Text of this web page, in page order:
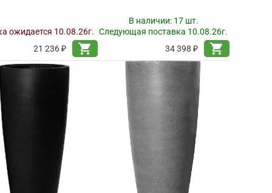
ожидается 10.08.26г.
21 236 ₽
shopping_cart
В наличии: 17 шт.
Следующая поставка 10.08.26г.
34 398 ₽
shopping_cart